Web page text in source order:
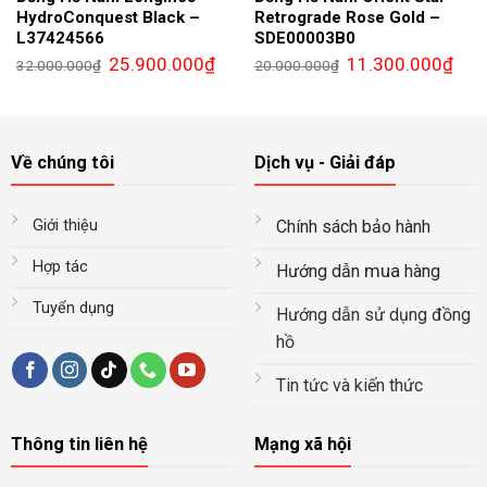
HydroConquest Black –
L37424566
32.000.000₫ Giá
gốc
25.900.000₫Giá
hiện
Retrograde Rose Gold –
SDE00003B0
20.000.000₫ Giá
gốc
11.300.000₫Giá
hiện
Về chúng tôi
Giới thiệu
Hợp tác
Tuyển dụng
Dịch vụ - Giải đáp
Chính sách bảo hành
Hướng dẫn muahàng
Hướng dẫn sử dụng đồng
hồ
Tin tức và kiến thức
Thông tin liên hệ Mạng xã hội